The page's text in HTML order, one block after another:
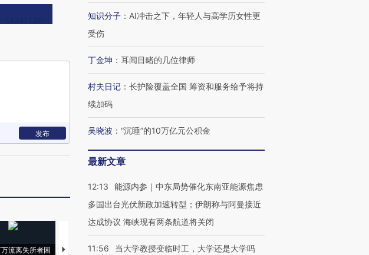
发布
流离失所者困
视线｜HYROX的吸金
马航飞行员跨国走私7万
视线｜被称为“蟑螂”的印
知识分子 ： AI冲击之下，年轻人与高学历女性更
受伤
丁金坤 ： 耳闻目睹的几位律师
村夫日记 ： 长护险覆盖全国 筹资和服务给予将持
续加码
吴晓波 ： “沉睡”的10万亿元公积金
最新文章
12:13
能源内参｜中东局势催化东南亚能源焦虑
多国出台光伏新政加速转型；伊朗称与阿曼接近
达成协议 海峡现有两条航道将关闭
11:56 当大学教授变临时工，大学还是大学吗